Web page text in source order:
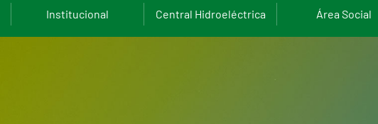
Institucional Central Hidroeléctrica Área Social